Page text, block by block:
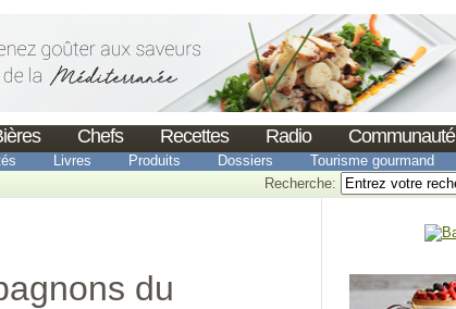
Chefs Recettes Radio Communauté
Livres Produits Dossiers Tourisme gourmand
Recherche:
du